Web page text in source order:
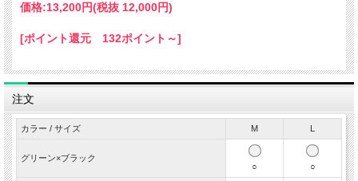
裾部分は両サイドにスナップボタンが配備。お好みのシルエットに調節することが
80年代のアメリカンカジュアルを思わせる程よくカジュアル、程よく男らしい万能
お洒落なコーディネートをお楽しみください。
◆同素材の
イルもおすすめです。
・ストレッチ性
価格:13,200円(税抜 12,000円)
[ポイント還元 132ポイント～]
注文
カラー / サイズ M L
グリーン×ブラック
○
○